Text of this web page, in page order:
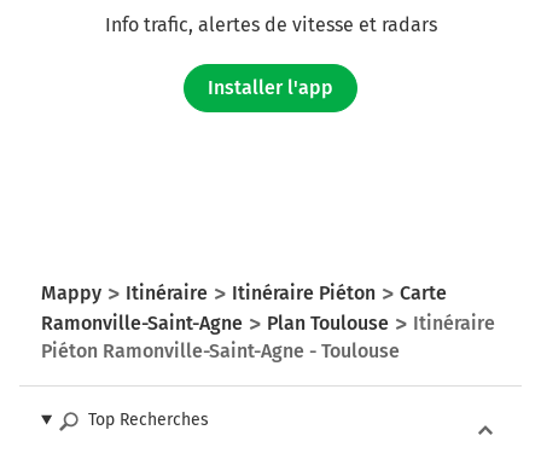
Info trafic, alertes de vitesse et radars
Installer l'app
Mappy Itinéraire Itinéraire Piéton
Carte
Ramonville-Saint-Agne
Plan Toulouse
Itinéraire
Piéton Ramonville-Saint-Agne - Toulouse
Top Recherches